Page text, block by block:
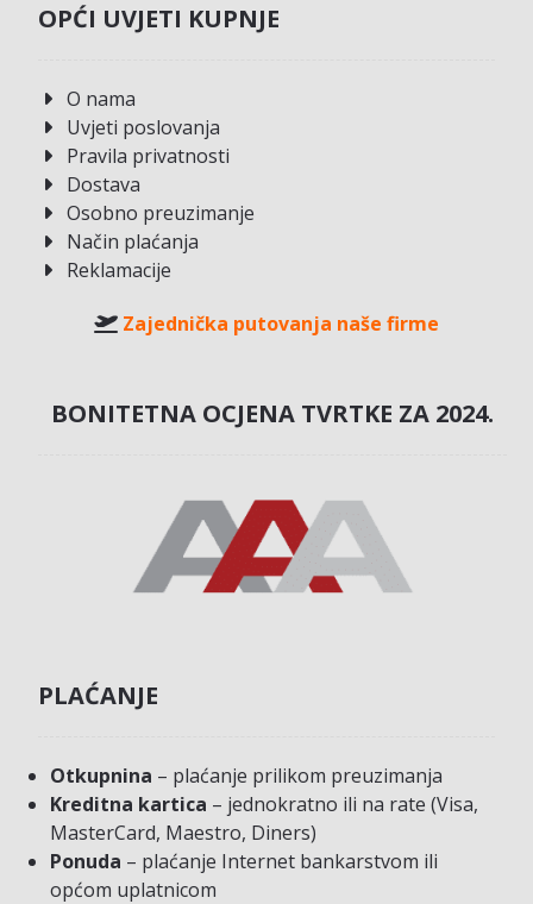
OPĆI UVJETI KUPNJE
O nama
Uvjeti poslovanja
Pravila privatnosti
Dostava
Osobno preuzimanje
Način plaćanja
Reklamacije
Zajednička putovanja naše firme
BONITETNA OCJENA TVRTKE ZA 2024.
PLAĆANJE
Otkupnina – plaćanje prilikom preuzimanja
Kreditna kartica – jednokratno ili na rate (Visa,
MasterCard, Maestro, Diners)
Ponuda – plaćanje Internet bankarstvom ili
općom uplatnicom